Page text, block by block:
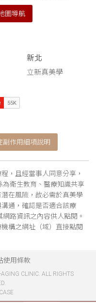
圖導航
新北
立新真美學
副作用細項說明
，且經當事人同意分享，
為衛生教育、醫療知識共享
在風險，故必需於真美學
通，確認是否適合該療
路資訊之內容供人點閱。
構之網址（域）直接點閱
使用條款
CLINIC. ALL RIGHTS